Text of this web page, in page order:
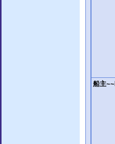
船主~~